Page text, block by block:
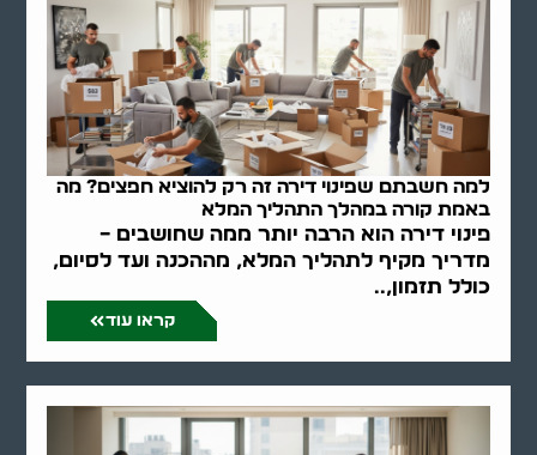
למה חשבתם שפינוי דירה זה רק להוציא חפצים? מה
באמת קורה במהלך התהליך המלא
פינוי דירה הוא הרבה יותר ממה שחושבים –
מדריך מקיף לתהליך המלא, מההכנה ועד לסיום,
כולל תזמון,..
קראו עוד